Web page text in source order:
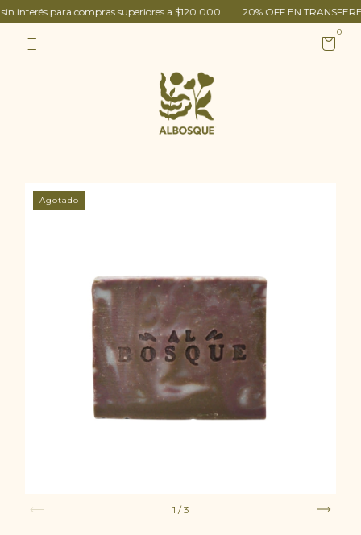
para compras superiores a $120.000 20% OFF EN TRANSFERENCIA
0
Agotado
1 /3